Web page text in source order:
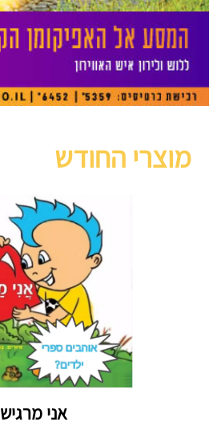
מוצרי החודש
אני מרגיש